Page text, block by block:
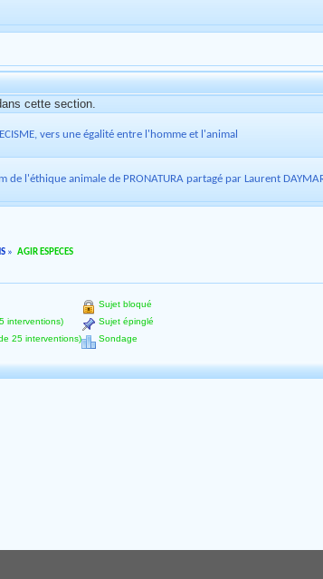
cette section.
vers une égalité entre l'homme et l'animal
de l'éthique animale de PRONATURA partagé par Laurent
» AGIR ESPECES
interventions)
25 interventions)
Sujet bloqué
Sujet épinglé
Sondage